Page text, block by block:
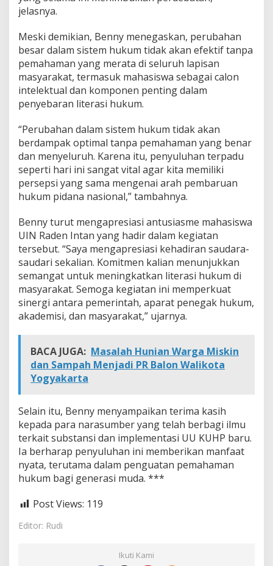
jelasnya.
Meski demikian, Benny menegaskan, perubahan
besar dalam sistem hukum tidak akan efektif tanpa
pemahaman yang merata di seluruh lapisan
masyarakat, termasuk mahasiswa sebagai calon
intelektual dan komponen penting dalam
penyebaran literasi hukum.
“Perubahan dalam sistem hukum tidak akan
berdampak optimal tanpa pemahaman yang benar
dan menyeluruh. Karena itu, penyuluhan terpadu
seperti hari ini sangat vital agar kita memiliki
persepsi yang sama mengenai arah pembaruan
hukum pidana nasional,” tambahnya.
Benny turut mengapresiasi antusiasme mahasiswa
UIN Raden Intan yang hadir dalam kegiatan
tersebut. “Saya mengapresiasi kehadiran saudara-
saudari sekalian. Komitmen kalian menunjukkan
semangat untuk meningkatkan literasi hukum di
masyarakat. Semoga kegiatan ini memperkuat
sinergi antara pemerintah, aparat penegak hukum,
akademisi, dan masyarakat,” ujarnya.
BACA JUGA: Masalah Hunian Warga Miskin
dan Sampah Menjadi PR Balon Walikota
Yogyakarta
Selain itu, Benny menyampaikan terima kasih
kepada para narasumber yang telah berbagi ilmu
terkait substansi dan implementasi UU KUHP baru.
Ia berharap penyuluhan ini memberikan manfaat
nyata, terutama dalam penguatan pemahaman
hukum bagi generasi muda. ***
Post Views: 119
Editor: Rudi
Ikuti Kami